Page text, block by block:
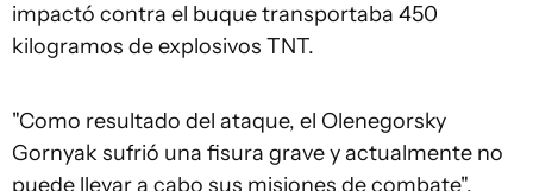
impactó contra el buque transportaba 450
kilogramos de explosivos TNT.
"Como resultado del ataque, el Olenegorsky
Gornyak sufrió una fisura grave y actualmente no
puede llevar a cabo sus misiones de combate",